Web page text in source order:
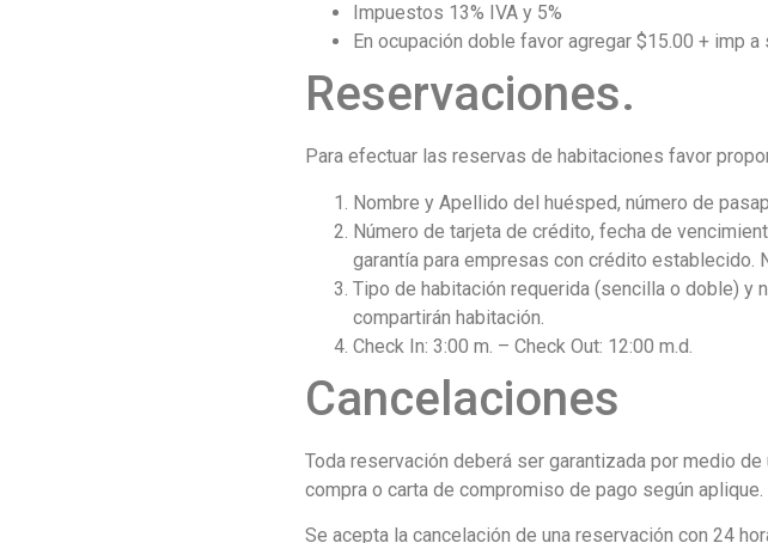
Impuestos 13% IVA y 5%
En ocupación doble favor agregar $15.00 + imp
Reservaciones.
Para efectuar las reservas de habitaciones favor
Nombre y Apellido del huésped, número de
Número de tarjeta de crédito, fecha de
garantía para empresas con crédito establecido.
Tipo de habitación requerida (sencilla o doble) y
compartirán habitación.
Check In: 3:00 m. – Check Out: 12:00 m.d.
Cancelaciones
Toda reservación deberá ser garantizada por medio
compra o carta de compromiso de pago según aplique.
Se acepta la cancelación de una reservación con 24